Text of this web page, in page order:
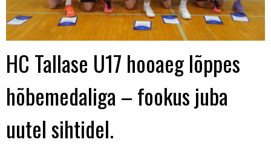
HC Tallase U17 hooaeg lõppes
hõbemedaliga – fookus juba
uutel sihtidel.